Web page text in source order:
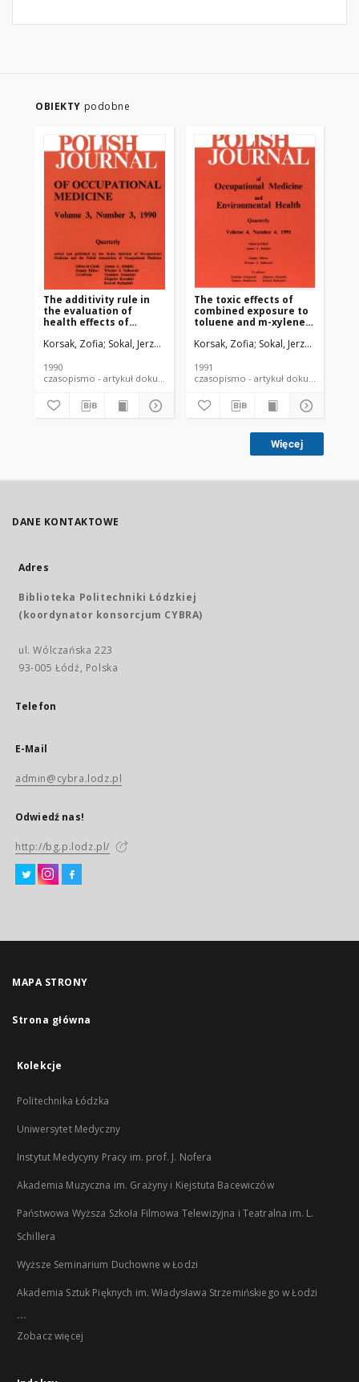
OBIEKTY podobne
The additivity rule in
the evaluation of
health effects of
solvents - does it hold?
Korsak, Zofia Sokal, Jerzy A.
1990
czasopismo - artykuł dokument piśmienniczy
The toxic effects of
combined exposure to
toluene and m-xylene
toluene and m-xylene
combined exposure in
rats
Korsak, Zofia Sokal, Jerzy A.
1991
czasopismo - artykuł
Więcej
DANE KONTAKTOWE
Adres
Biblioteka Politechniki Łódzkiej
(koordynator konsorcjum CYBRA)
ul. Wólczańska 223
93-005 Łódź, Polska
Telefon
E-Mail
admin@cybra.lodz.pl
Odwiedź nas!
http://bg.p.lodz.pl/
MAPA STRONY
Strona główna
Kolekcje
Politechnika Łódzka
Uniwersytet Medyczny
Instytut Medycyny Pracy im. prof. J. Nofera
Akademia Muzyczna im. Grażyny i Kiejstuta Bacewiczów
Państwowa Wyższa Szkoła Filmowa Telewizyjna i Teatralna im. L.
Schillera
Wyższe Seminarium Duchowne w Łodzi
Akademia Sztuk Pięknych im. Władysława Strzemińskiego w Łodzi
...
Zobacz więcej